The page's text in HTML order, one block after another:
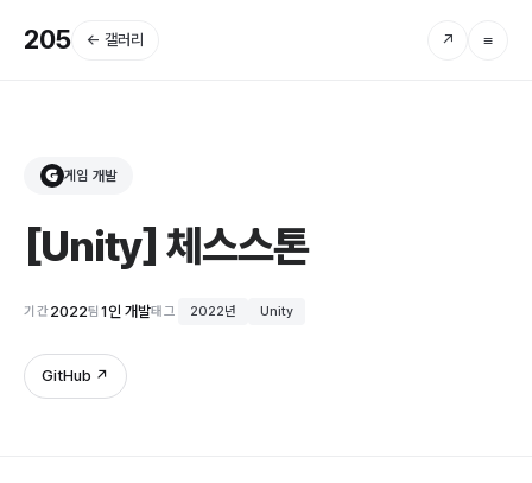
205 ← 갤러리 ↗ ≡
G 게임 개발
[Unity] 체스스톤
기간2022팀1인 개발태그 2022년 Unity
GitHub ↗